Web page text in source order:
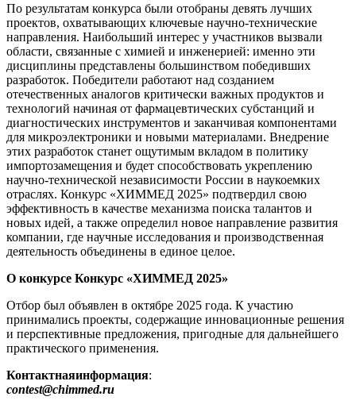
По результатам конкурса были отобраны девять лучших
проектов, охватывающих ключевые научно-технические
направления. Наибольший интерес у участников вызвали
области, связанные с химией и инженерией: именно эти
дисциплины представлены большинством победивших
разработок. Победители работают над созданием
отечественных аналогов критически важных продуктов и
технологий начиная от фармацевтических субстанций и
диагностических инструментов и заканчивая компонентами
для микроэлектроники и новыми материалами. Внедрение
этих разработок станет ощутимым вкладом в политику
импортозамещения и будет способствовать укреплению
научно-технической независимости России в наукоемких
отраслях. Конкурс «ХИММЕД 2025» подтвердил свою
эффективность в качестве механизма поиска талантов и
новых идей, а также определил новое направление развития
компании, где научные исследования и производственная
деятельность объединены в единое целое.
О конкурсе Конкурс «ХИММЕД 2025»
Отбор был объявлен в октябре 2025 года. К участию
принимались проекты, содержащие инновационные решения
и перспективные предложения, пригодные для дальнейшего
практического применения.
Контактнаяинформация:
contest@chimmed.ru